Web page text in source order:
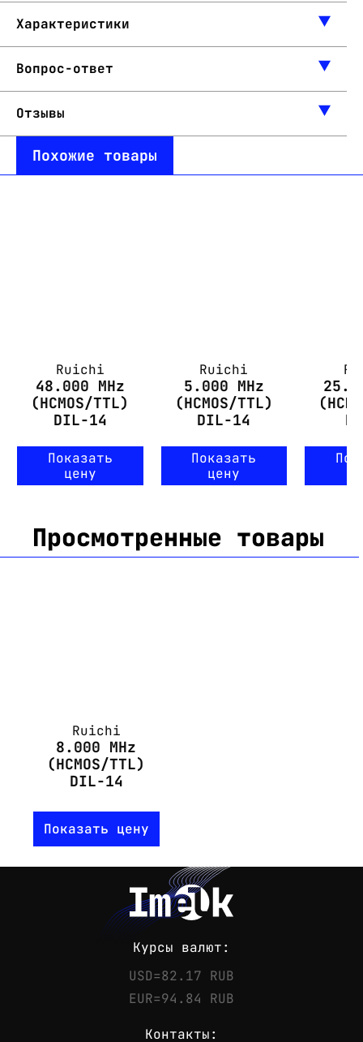
Характеристики
Вопрос-ответ
Отзывы
Похожие товары
Ruichi
48.000 MHz
(HCMOS/TTL)
DIL-14
Показать
цену
Ruichi
5.000 MHz
(HCMOS/TTL)
DIL-14
Показать
цену
Просмотренные товары
Ruichi
8.000 MHz
(HCMOS/TTL)
DIL-14
Показать цену
Курсы валют:
USD=82.17 RUB
EUR=94.84 RUB
Контакты: